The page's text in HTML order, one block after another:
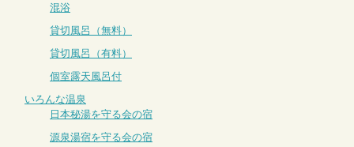
混浴
貸切風呂（無料）
貸切風呂（有料）
個室露天風呂付
いろんな温泉
日本秘湯を守る会の宿
源泉湯宿を守る会の宿